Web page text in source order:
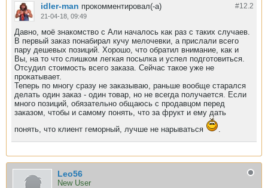
#12. 2
idler-man прокомментировал(-а)
21-04-18, 09:49
Давно, моё знакомство с Али началось как раз с таких случаев.
В первый заказ понабирал кучу мелочевки, а прислали всего
пару дешевых позиций. Хорошо, что обратил внимание, как и
Вы, на то что слишком легкая посылка и успел подготовиться.
Отсудил стоимость всего заказа. Сейчас такое уже не
прокатывает.
Теперь по многу сразу не заказываю, раньше вообще старался
делать один заказ - один товар, но не всегда получается. Если
много позиций, обязательно общаюсь с продавцом перед
заказом, чтобы и самому понять, что за фрукт и ему дать
понять, что клиент геморный, лучше не нарываться
Leo56
New User